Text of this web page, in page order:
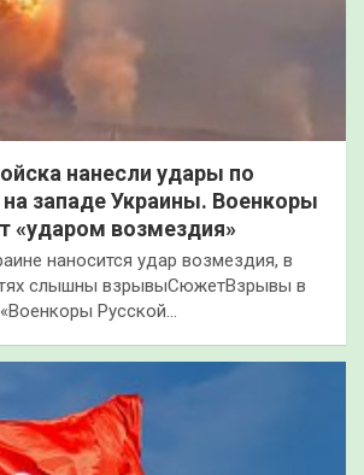
нанесли удары по
западе Украины. Военкоры
«ударом возмездия»
наносится удар возмездия, в
слышны взрывыСюжетВзрывы в
Русской…